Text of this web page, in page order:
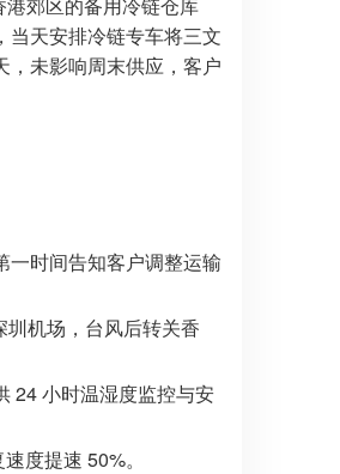
天安排冷链专车将三文
，未影响周末供应，客户
一时间告知客户调整运输
圳机场，台风后转关香
24 小时温湿度监控与安
度提速 50%。